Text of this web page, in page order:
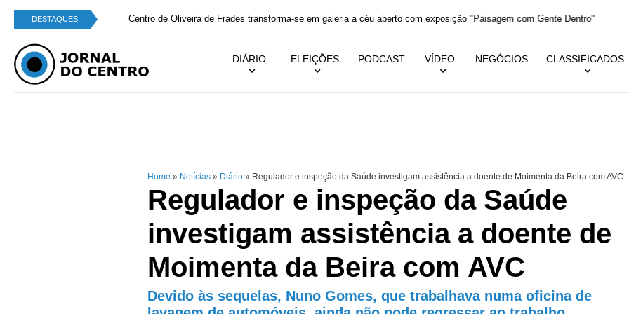
DESTAQUES Centro de Oliveira de Frades transforma-se em galeria a céu aberto com exposição "Paisagem com Gente Dentro"
DIÁRIO ELEIÇÕES PODCAST VÍDEO NEGÓCIOS CLASSIFICADOS
Home » Notícias » Diário » Regulador e inspeção da Saúde investigam assistência a doente de Moimenta da Beira com AVC
Regulador e inspeção da Saúde
investigam assistência a doente de
Moimenta da Beira com AVC
Devido às sequelas, Nuno Gomes, que trabalhava numa oficina de